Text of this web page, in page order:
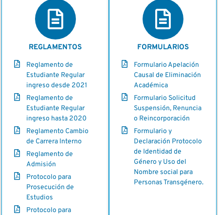
REGLAMENTOS
Reglamento de
Estudiante Regular
ingreso desde 2021
Reglamento de
Estudiante Regular
ingreso hasta 2020
Reglamento Cambio
de Carrera Interno
Reglamento de
Admisión
Protocolo para
Prosecución de
Estudios
Protocolo para
FORMULARIOS
Formulario Apelación
Causal de Eliminación
Académica
Formulario Solicitud
Suspensión, Renuncia
o Reincorporación
Formulario y
Declaración Protocolo
de Identidad de
Género y Uso del
Nombre social para
Personas Transgénero.